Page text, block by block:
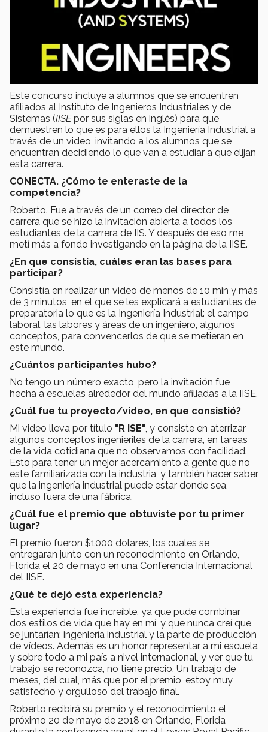
Este concurso incluye a alumnos que se encuentren
afiliados al Instituto de Ingenieros Industriales y de
Sistemas (IISEpor sus siglas en inglés) para que
demuestren lo que es para ellos la Ingeniería Industrial a
través de un video, invitando a los alumnos que se
encuentran decidiendo lo que van a estudiar a que elijan
esta carrera.
CONECTA. ¿Cómo te enteraste de la
competencia?
Roberto. Fue a través de un correo del director de
carrera que se hizo la invitación abierta a todos los
estudiantes de la carrera de IIS. Y después de eso me
metí más a fondo investigando en la página de la IISE.
¿En que consistía, cuáles eran las bases para
participar?
Consistía en realizar un video de menos de 10 min y más
de 3 minutos, en el que se les explicará a estudiantes de
preparatoria lo que es la Ingeniería Industrial: el campo
laboral, las labores y áreas de un ingeniero, algunos
conceptos, para convencerlos de que se metieran en
este mundo.
¿Cuántos participantes hubo?
No tengo un número exacto, pero la invitación fue
hecha a escuelas alrededor del mundo afiliadas a la IISE.
¿Cuál fue tu proyecto/video, en que consistió?
Mi video lleva por título "R ISE" , y consiste en aterrizar
algunos conceptos ingenieriles de la carrera, en tareas
de la vida cotidiana que no observamos con facilidad.
Esto para tener un mejor acercamiento a gente que no
este familiarizada con la industria, y también hacer saber
que la ingeniería industrial puede estar donde sea,
incluso fuera de una fábrica.
¿Cuál fue el premio que obtuviste por tu primer
lugar?
El premio fueron $1000 dolares, los cuales se
entregaran junto con un reconocimiento en Orlando,
Florida el 20 de mayo en una Conferencia Internacional
del IISE.
¿Qué te dejó esta experiencia?
Esta experiencia fue increíble, ya que pude combinar
dos estilos de vida que hay en mí, y que nunca creí que
se juntarían: ingeniería industrial y la parte de producción
de vídeos. Además es un honor representar a mi escuela
y sobre todo a mi país a nivel internacional, y ver que tu
trabajo se reconozca, no tiene precio. Un trabajo de
meses, del cual, más que por el premio, estoy muy
satisfecho y orgulloso del trabajo final.
Roberto recibirá su premio y el reconocimiento el
próximo 20 de mayo de 2018 en Orlando, Florida